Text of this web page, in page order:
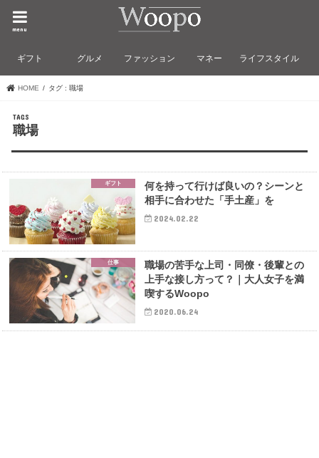
menu
ギフト グルメ ファッション マネー ライフスタイル
HOME タグ : 職場
職場
ギフト
何を持って行けば良いの？シーンと
相手に合わせた「手土産」を
2024.02.22
仕事
職場の苦手な上司・同僚・後輩との
上手な接し方って？｜大人女子を満
喫するWoopo
2020.06.24